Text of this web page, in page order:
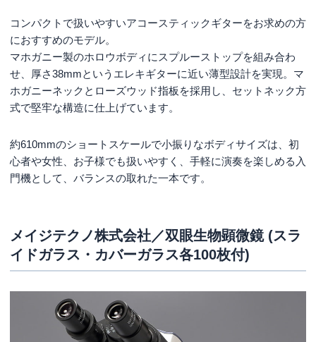
コンパクトで扱いやすいアコースティックギターをお求めの方
におすすめのモデル。
マホガニー製のホロウボディにスプルーストップを組み合わ
せ、厚さ38mmというエレキギターに近い薄型設計を実現。マ
ホガニーネックとローズウッド指板を採用し、セットネック方
式で堅牢な構造に仕上げています。
約610mmのショートスケールで小振りなボディサイズは、初
心者や女性、お子様でも扱いやすく、手軽に演奏を楽しめる入
門機として、バランスの取れた一本です。
メイジテクノ株式会社／双眼生物顕微鏡 (スラ
イドガラス・カバーガラス各100枚付)